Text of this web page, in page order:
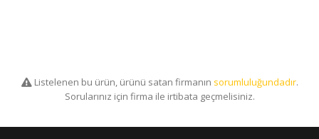
Listelenen bu ürün, ürünü satan firmanın sorumluluğundadır.
Sorularınız için firma ile irtibata geçmelisiniz.